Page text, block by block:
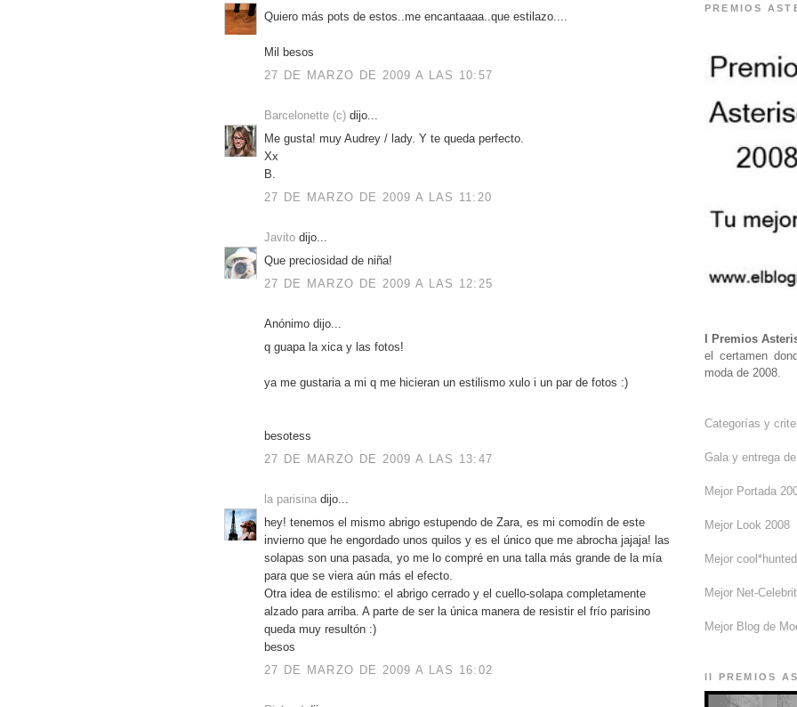
Quiero más pots de estos..me encantaaaa..que estilazo....
Mil besos
27 DE MARZO DE 2009 A LAS 10:57
Barcelonette (c) dijo...
Me gusta! muy Audrey / lady. Y te queda perfecto.
Xx
B.
27 DE MARZO DE 2009 A LAS 11:20
Javito dijo...
Que preciosidad de niña!
27 DE MARZO DE 2009 A LAS 12:25
Anónimo dijo...
q guapa la xica y las fotos!
ya me gustaria a mi q me hicieran un estilismo xulo i un par de fotos :)
besotess
27 DE MARZO DE 2009 A LAS 13:47
la parisina dijo...
hey! tenemos el mismo abrigo estupendo de Zara, es mi comodín de este
invierno que he engordado unos quilos y es el único que me abrocha jajaja! las
solapas son una pasada, yo me lo compré en una talla más grande de la mía
para que se viera aún más el efecto.
Otra idea de estilismo: el abrigo cerrado y el cuello-solapa completamente
alzado para arriba. A parte de ser la única manera de resistir el frío parisino
queda muy resultón :)
besos
27 DE MARZO DE 2009 A LAS 16:02
PREMIOS
I Premios
el certamen
moda de 2008.
Categorías y
Gala y entrega
Mejor Portada
Mejor Look 2008
Mejor
Mejor Net-
Mejor Blog de
II PREMIOS